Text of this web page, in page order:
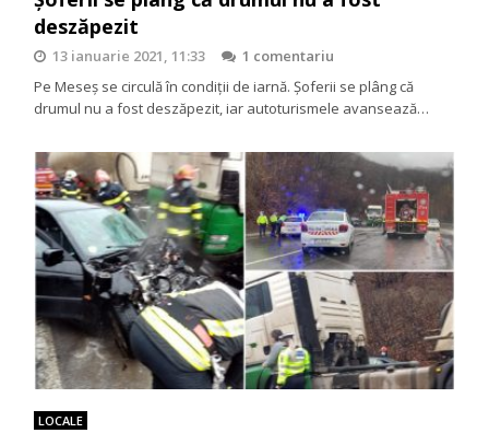
deszăpezit
13 ianuarie 2021, 11:33
1 comentariu
Pe Meseș se circulă în condiții de iarnă. Șoferii se plâng că
drumul nu a fost deszăpezit, iar autoturismele avansează…
LOCALE